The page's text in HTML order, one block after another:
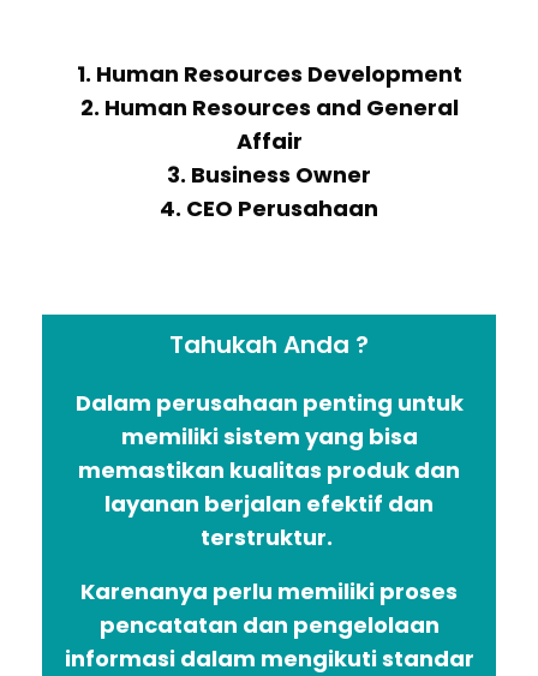
1. Human Resources Development
2. Human Resources and General
Affair
3. Business Owner
4. CEO Perusahaan
Tahukah Anda ?
Dalam perusahaan penting untuk
memiliki sistem yang bisa
memastikan kualitas produk dan
layanan berjalan efektif dan
terstruktur.
Karenanya perlu memiliki proses
pencatatan dan pengelolaan
informasi dalam mengikuti standar